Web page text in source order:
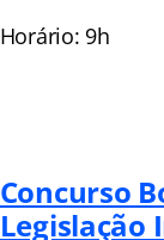
Horário: 9h
Concurso
Legislação